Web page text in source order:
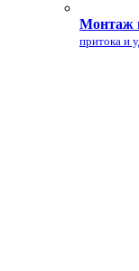
Монтаж
притока и